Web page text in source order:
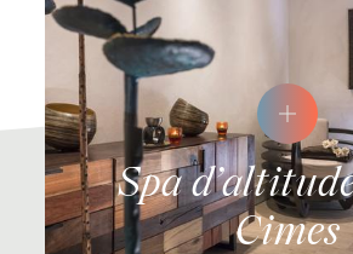
Spa d’altitude Ô des
Cimes